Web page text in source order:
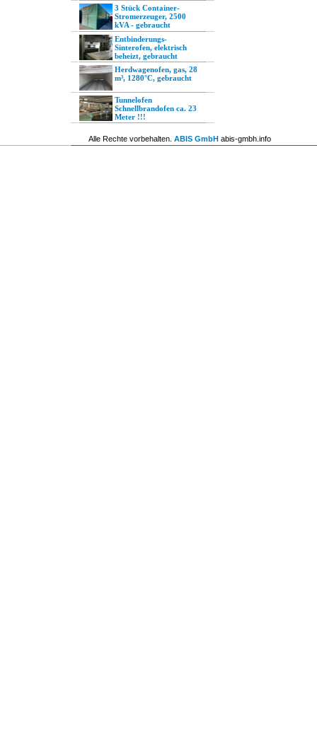
3 Stück Container-
Stromerzeuger, 2500
kVA - gebraucht
Entbinderungs-
Sinterofen, elektrisch
beheizt, gebraucht
Herdwagenofen, gas, 28
m³, 1280°C, gebraucht
Tunnelofen
Schnellbrandofen ca. 23
Meter !!!
Alle Rechte vorbehalten. ABIS GmbH abis-gmbh.info